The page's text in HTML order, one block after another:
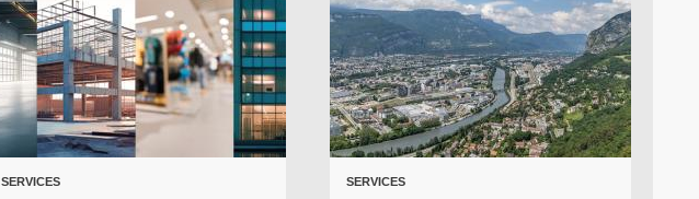
SERVICES SERVICES